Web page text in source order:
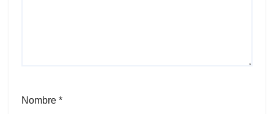
Nombre *